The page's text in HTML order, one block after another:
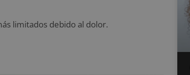
limitados debido al dolor.